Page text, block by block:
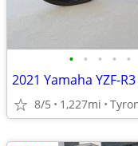
• • • • •
2021 Yamaha YZF-
8/5 1,227mi